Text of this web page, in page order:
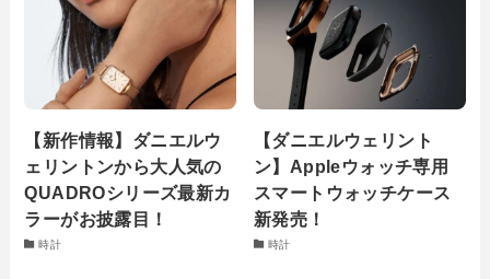
【新作情報】ダニエルウ
ェリントンから大人気の
QUADROシリーズ最新カ
ラーがお披露目！
時計
【ダニエルウェリント
ン】Appleウォッチ専用
スマートウォッチケース
新発売！
時計